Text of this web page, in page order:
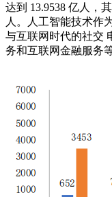
达到 13.9538 亿人，
人。人工智能技术作
与互联网时代的社交
务和互联网金融服务